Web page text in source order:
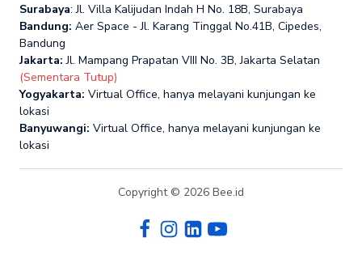
Surabaya: Jl. Villa Kalijudan Indah H No. 18B, Surabaya
Bandung: Aer Space - Jl. Karang Tinggal No.41B, Cipedes,
Bandung
Jakarta: Jl. Mampang Prapatan VIII No. 3B, Jakarta Selatan
(Sementara Tutup)
Yogyakarta: Virtual Office, hanya melayani kunjungan ke
lokasi
Banyuwangi: Virtual Office, hanya melayani kunjungan ke
lokasi
Copyright © 2026 Bee.id